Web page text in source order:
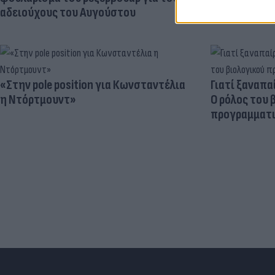
αδειούχους του Αυγούστου
«Στην pole position για Κωνσταντέλια
η Ντόρτμουντ»
Γιατί
Ο ρόλος του